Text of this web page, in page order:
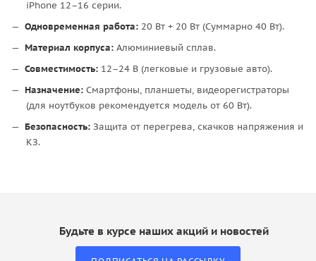
iPhone 12–16 серии.
Одновременная работа: 20 Вт + 20 Вт (Суммарно 40 Вт).
Материал корпуса: Алюминиевый сплав.
Совместимость: 12–24 В (легковые и грузовые авто).
Назначение: Смартфоны, планшеты, видеорегистраторы
(для ноутбуков рекомендуется модель от 60 Вт).
Безопасность: Защита от перегрева, скачков напряжения и
КЗ.
Будьте в курсе наших акций и новостей